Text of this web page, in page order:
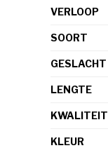
VERLOOP
SOORT
GESLACHT
LENGTE
KWALITEIT
KLEUR